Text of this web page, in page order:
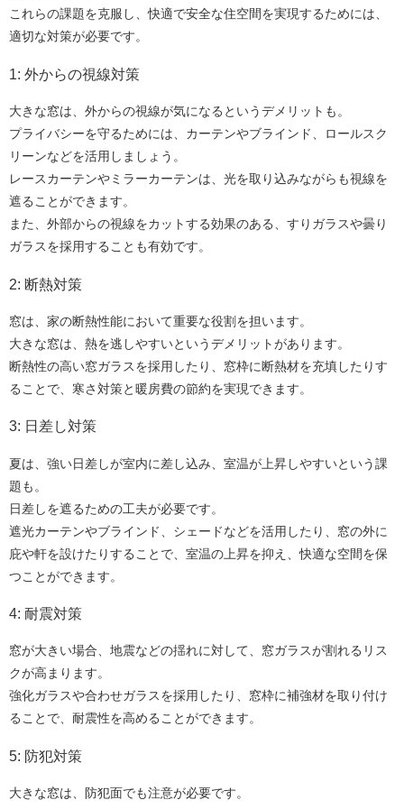
これらの課題を克服し、快適で安全な住空間を実現するためには、
適切な対策が必要です。
1: 外からの視線対策
大きな窓は、外からの視線が気になるというデメリットも。
プライバシーを守るためには、カーテンやブラインド、ロールスク
リーンなどを活用しましょう。
レースカーテンやミラーカーテンは、光を取り込みながらも視線を
遮ることができます。
また、外部からの視線をカットする効果のある、すりガラスや曇り
ガラスを採用することも有効です。
2: 断熱対策
窓は、家の断熱性能において重要な役割を担います。
大きな窓は、熱を逃しやすいというデメリットがあります。
断熱性の高い窓ガラスを採用したり、窓枠に断熱材を充填したりす
ることで、寒さ対策と暖房費の節約を実現できます。
3: 日差し対策
夏は、強い日差しが室内に差し込み、室温が上昇しやすいという課
題も。
日差しを遮るための工夫が必要です。
遮光カーテンやブラインド、シェードなどを活用したり、窓の外に
庇や軒を設けたりすることで、室温の上昇を抑え、快適な空間を保
つことができます。
4: 耐震対策
窓が大きい場合、地震などの揺れに対して、窓ガラスが割れるリス
クが高まります。
強化ガラスや合わせガラスを採用したり、窓枠に補強材を取り付け
ることで、耐震性を高めることができます。
5: 防犯対策
大きな窓は、防犯面でも注意が必要です。